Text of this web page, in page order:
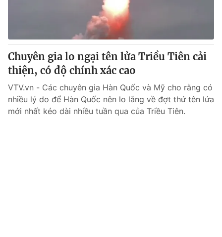
Chuyên gia lo ngại tên lửa Triều Tiên cải
thiện, có độ chính xác cao
VTV.vn - Các chuyên gia Hàn Quốc và Mỹ cho rằng có
nhiều lý do để Hàn Quốc nên lo lắng về đợt thử tên lửa
mới nhất kéo dài nhiều tuần qua của Triều Tiên.